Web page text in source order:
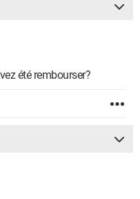
été rembourser?